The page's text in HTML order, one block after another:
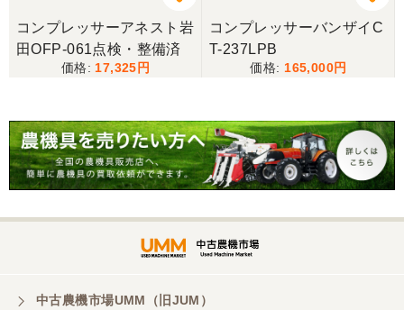
コンプレッサーアネスト岩
田OFP-061点検・整備済
17,325
コンプレッサーバンザイC
T-237LPB
165,000
中古農機市場UMM（旧JUM）